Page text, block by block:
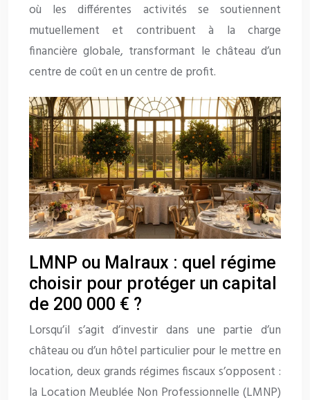
où les différentes activités se soutiennent
mutuellement et contribuent à la charge
financière globale, transformant le château d’un
centre de coût en un centre de profit.
LMNP ou Malraux : quel régime
choisir pour protéger un capital
de 200 000 € ?
Lorsqu’il s’agit d’investir dans une partie d’un
château ou d’un hôtel particulier pour le mettre en
location, deux grands régimes fiscaux s’opposent :
la Location Meublée Non Professionnelle (LMNP)